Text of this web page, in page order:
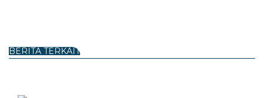
BERITA TERKAIT